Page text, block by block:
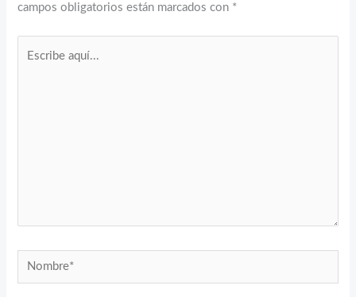
campos obligatorios están marcados con *
Nombre*